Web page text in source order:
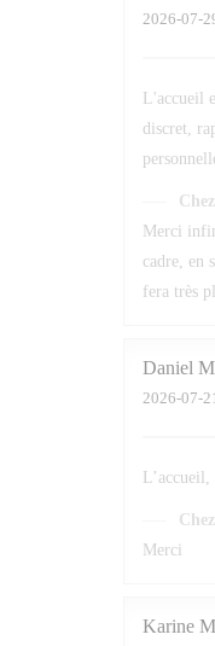
2026-07-
L'accueil
discret,
Merci
cadre, en
fera très
Daniel M
2026-07-
Merci
Karine M